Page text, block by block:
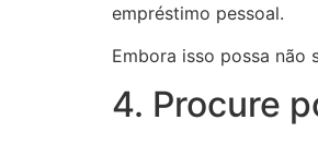
empréstimo pessoal.
Embora isso possa não
4. Procure